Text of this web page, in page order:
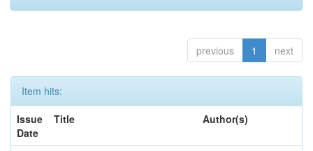
previous 1 next
Item hits:
Issue
Date
Title Author(s)